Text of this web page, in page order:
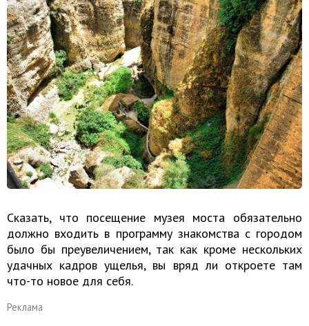
Сказать, что посещение музея моста обязательно
должно входить в программу знакомства с городом
было бы преувеличением, так как кроме нескольких
удачных кадров ущелья, вы вряд ли откроете там
что-то новое для себя.
Реклама